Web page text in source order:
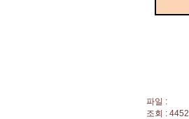
파일 :
조회 : 4452